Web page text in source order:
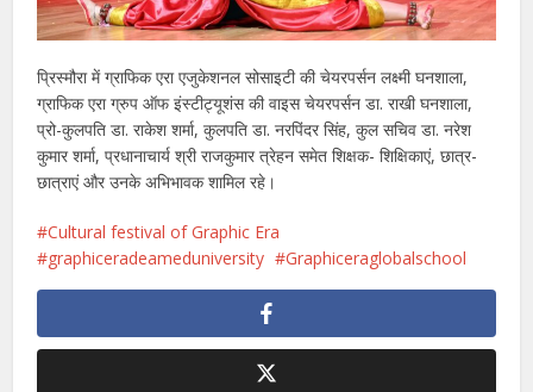
प्रिस्मौरा में ग्राफिक एरा एजुकेशनल सोसाइटी की चेयरपर्सन लक्ष्मी घनशाला,
ग्राफिक एरा ग्रुप ऑफ इंस्टीट्यूशंस की वाइस चेयरपर्सन डा. राखी घनशाला,
प्रो-कुलपति डा. राकेश शर्मा, कुलपति डा. नरपिंदर सिंह, कुल सचिव डा. नरेश
कुमार शर्मा, प्रधानाचार्य श्री राजकुमार त्रेहन समेत शिक्षक- शिक्षिकाएं, छात्र-
छात्राएं और उनके अभिभावक शामिल रहे।
Cultural festival of Graphic Era
graphiceradeameduniversity
Graphiceraglobalschool